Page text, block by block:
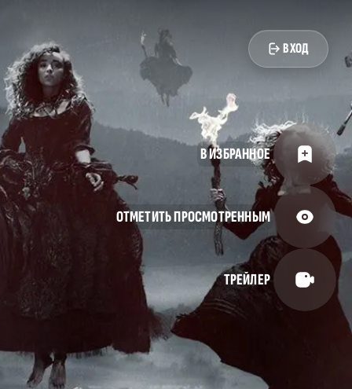
ВХОД
В ИЗБРАННОЕ
ОТМЕТИТЬ ПРОСМОТРЕННЫМ
ТРЕЙЛЕР